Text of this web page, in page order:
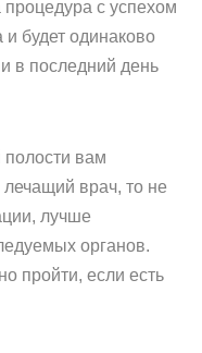
с успехом
будет одинаково
в последний день
вам
врач, то не
лучше
органов.
пройти, если есть